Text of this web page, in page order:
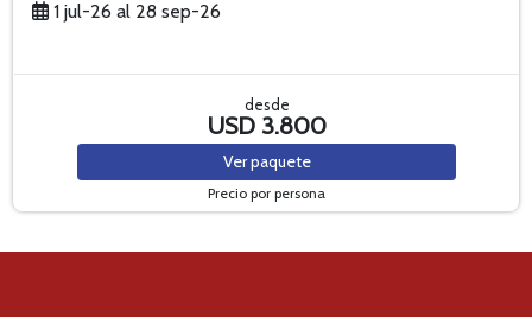
1 jul-26 al 28 sep-26
desde
USD 3.800
Verpaquete
Precio por persona